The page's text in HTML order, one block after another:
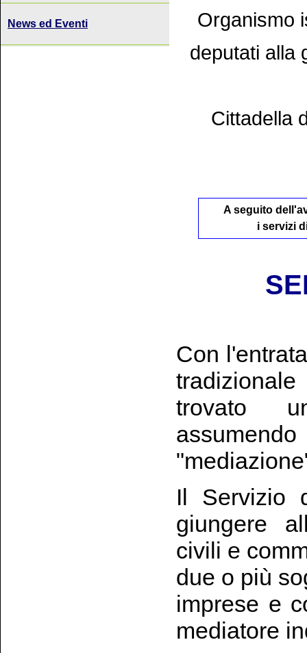
News ed Eventi
Organismo
deputati alla
Cittadella
A seguito
i servizi
Con
trovato
Il Servizio
giungere
civili e
due o più
imprese e
mediatore